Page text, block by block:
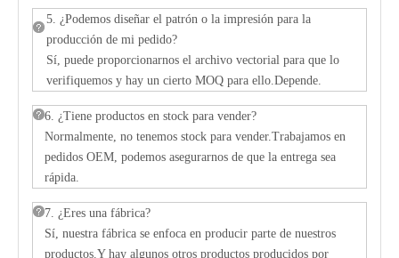
5. ¿Podemos diseñar el patrón o la impresión para la
producción de mi pedido?
Sí, puede proporcionarnos el archivo vectorial para que lo
verifiquemos y hay un cierto MOQ para ello.Depende.
6. ¿Tiene productos en stock para vender?
Normalmente, no tenemos stock para vender.Trabajamos en
pedidos OEM, podemos asegurarnos de que la entrega sea
rápida.
7. ¿Eres una fábrica?
Sí, nuestra fábrica se enfoca en producir parte de nuestros
productos.Y hay algunos otros productos producidos por